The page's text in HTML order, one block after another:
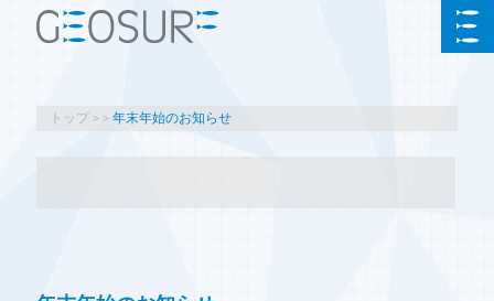
トップ 年末年始のお知らせ